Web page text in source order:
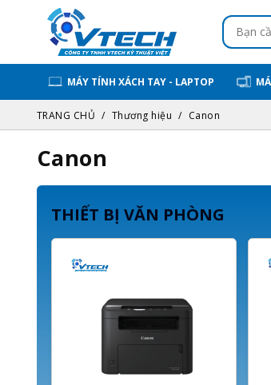
MÁY TÍNH XÁCH TAY - LAPTOP
TRANG CHỦ Thương hiệu Canon
Canon
THIẾT BỊ VĂN PHÒNG